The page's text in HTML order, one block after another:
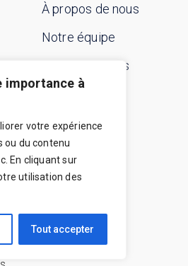
importance à
votre expérience
ou du contenu
En cliquant sur
utilisation des
Tout accepter
À propos de nous
Notre équipe
Contactez-nous